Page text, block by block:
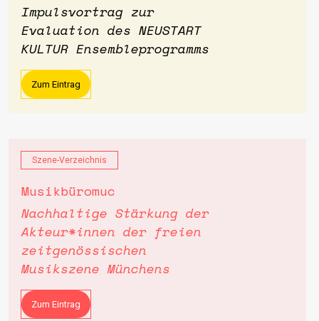
Impulsvortrag zur
Evaluation des NEUSTART
KULTUR Ensembleprogramms
Zum Eintrag
Szene-Verzeichnis
Musikbüromuc
Nachhaltige Stärkung der
Akteur*innen der freien
zeitgenössischen
Musikszene Münchens
Zum Eintrag